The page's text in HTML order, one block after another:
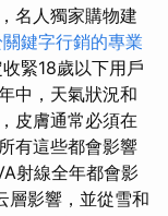
名人獨家購物建
鍵字行銷的專業
緊18歲以下用戶
中，天氣狀況和
皮膚通常必須在
有這些都會影響
射線全年都會影
層影響，並從雪和